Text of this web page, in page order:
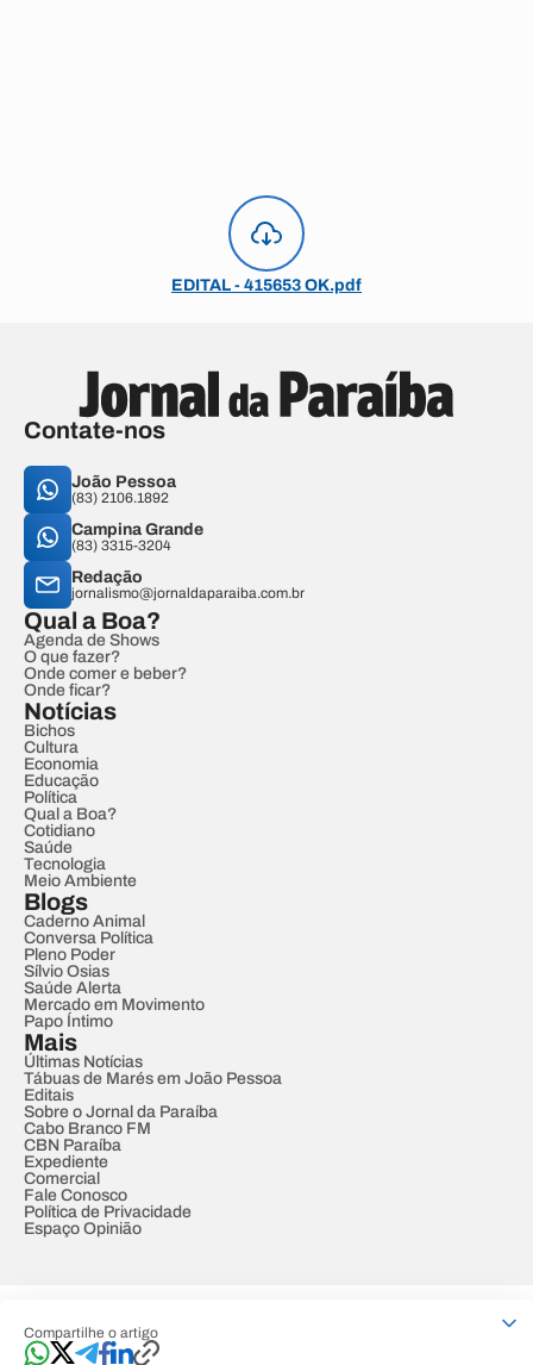
Compartilhe o artigo
EDITAL - 415653 OK.pdf
Contate-nos
João Pessoa
(83) 2106.1892
Campina Grande
(83) 3315-3204
Redação
jornalismo@jornaldaparaiba.com.br
Qual a Boa?
Agenda de Shows
O que fazer?
Onde comer e beber?
Onde ficar?
Notícias
Bichos
Cultura
Economia
Educação
Política
Qual a Boa?
Cotidiano
Saúde
Tecnologia
Meio Ambiente
Blogs
Caderno Animal
Conversa Política
Pleno Poder
Sílvio Osias
Saúde Alerta
Mercado em Movimento
Papo Íntimo
Mais
Últimas Notícias
Tábuas de Marés em João Pessoa
Editais
Sobre o Jornal da Paraíba
Cabo Branco FM
CBN Paraíba
Expediente
Comercial
Fale Conosco
Política de Privacidade
Espaço Opinião
Developed by Designed by